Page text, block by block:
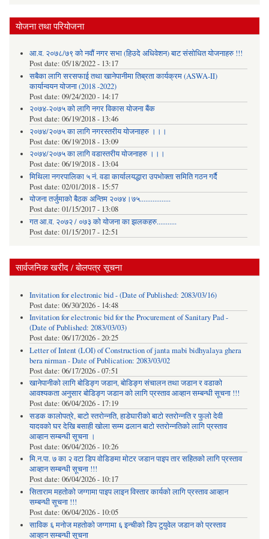
योजना तथा परियोजना
आ.व. २०७८/७९ को नवौं नगर सभा (हिउदे अधिवेशन) बाट संसोधित योजनाहरु !!!
Post date: 05/18/2022 - 13:17
सबैका लागि सरसफाई तथा खानेपानीमा तिब्रता कार्यक्रम (ASWA-II)
कार्यान्वयन योजना (2018 -2022)
Post date: 09/24/2020 - 14:17
२०७४-२०७५ को लागि नगर विकास योजना बैंक
Post date: 06/19/2018 - 13:46
२०७४/२०७५ का लागि नगरस्तरीय योजनाहरु ।।।
Post date: 06/19/2018 - 13:09
२०७४/२०७५ का लागि वडास्तरीय योजनाहरु ।।।
Post date: 06/19/2018 - 13:04
मिथिला नगरपालिका ५ नं. वडा कार्यालयद्धारा उपभोक्ता समिति गठन गर्दै
Post date: 02/01/2018 - 15:57
याेजना तर्जुमाकाे बैठक अन्तिम २०७४।७५.................
Post date: 01/15/2017 - 13:08
गत आ.व. २०७२ / ०७३ को योजना का झलकहरु...........
Post date: 01/15/2017 - 12:51
सार्वजनिक खरीद / बोलपत्र सूचना
Invitation for electronic bid - (Date of Published: 2083/03/16)
Post date: 06/30/2026 - 14:48
Invitation for electronic bid for the Procurement of Sanitary Pad -
(Date of Published: 2083/03/03)
Post date: 06/17/2026 - 20:25
Letter of Intent (LOI) of Construction of janta mabi bidhyalaya ghera
bera nirman - Date of Publication: 2083/03/02
Post date: 06/17/2026 - 07:51
खानेपानीको लागि बोडिङ्ग जडान, बोडिङ्ग संचालन तथा जडान र वडाको
आवश्यकता अनुसार बोडिङ्ग जडान को लागि प्रस्ताव आव्हान सम्बन्धी सूचना !!!
Post date: 06/04/2026 - 17:19
सडक कालोपत्रे, बाटो स्तरोन्नति, हाडेघारीको बाटो स्तरोन्नति र फुलो देवी
यादवको घर देखि बसाही खोला सम्म ढलान बाटो स्तरोन्नतिको लागि प्रस्ताव
आव्हान सम्बन्धी सूचना ।
Post date: 06/04/2026 - 10:26
मि.न.पा. ७ का २ वटा डिप वोडिङमा मोटर जडान पाइप तार सहितको लागि प्रस्ताव
आव्हान सम्बन्धी सूचना !!!
Post date: 06/04/2026 - 10:17
सिताराम महतोको जग्गामा पाइप लाइन विस्तार कार्यको लागि प्रस्ताव आव्हान
सम्बन्धी सूचना !!!
Post date: 06/04/2026 - 10:05
साविक ६ मनोज महतोको जग्गामा ६ इन्चीको डिप टुयुवेल जडान को प्रस्ताव
आव्हान सम्बन्धी सूचना